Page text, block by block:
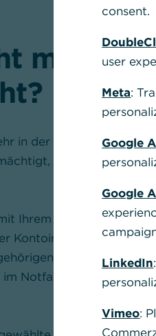
man
in der Lage sind Ihre
der im Falle
Ihrem Lebenspartner
Kontoinhaber, ist es
oder eine Ihnen
Notfall Rechnungen
consent.
user
Meta:
Google
Google
LinkedIn
Vimeo: